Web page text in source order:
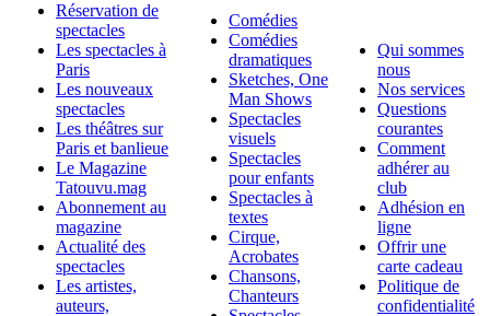
Réservation de
spectacles
Les spectacles à
Paris
Les nouveaux
spectacles
Les théâtres sur
Paris et banlieue
Le Magazine
Tatouvu.mag
Abonnement au
magazine
Actualité des
spectacles
Les artistes,
auteurs,
Comédies
Comédies
dramatiques
Sketches, One
Man Shows
Spectacles
visuels
Spectacles
pour enfants
Spectacles à
textes
Cirque,
Acrobates
Chansons,
Chanteurs
Qui sommes
nous
Nos services
Questions
courantes
Comment
adhérer au
club
Adhésion en
ligne
Offrir une
carte cadeau
Politique de
confidentialité